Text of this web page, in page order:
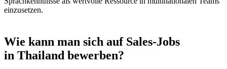
einzusetzen.
Wie kann man sich auf Sales-Jobs
in Thailand bewerben?